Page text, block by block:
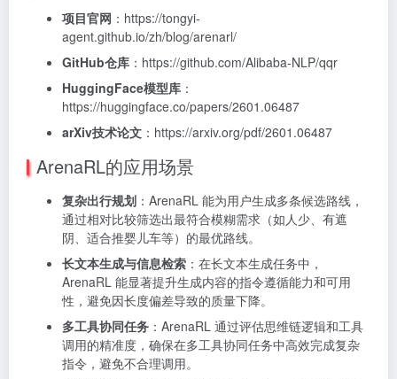
项目官网 ：https://tongyi-
agent.github.io/zh/blog/arenarl/
GitHub仓库 ：https://github.com/Alibaba-NLP/qqr
HuggingFace模型库 ：
https://huggingface.co/papers/2601.06487
arXiv技术论文 ：https://arxiv.org/pdf/2601.06487
ArenaRL的应用场景
复杂出行规划 ：ArenaRL 能为用户生成多条候选路线，
通过相对比较筛选出最符合模糊需求（如人少、有遮
阴、适合推婴儿车等）的最优路线。
长文本生成与信息检索 ：在长文本生成任务中，
ArenaRL 能显著提升生成内容的指令遵循能力和可用
性，避免因长度偏差导致的质量下降。
多工具协同任务 ：ArenaRL 通过评估思维链逻辑和工具
调用的精准度，确保在多工具协同任务中高效完成复杂
指令，避免不合理调用。